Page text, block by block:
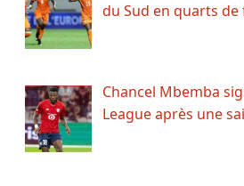
du Sud en quarts
Chancel Mbemba
League après une